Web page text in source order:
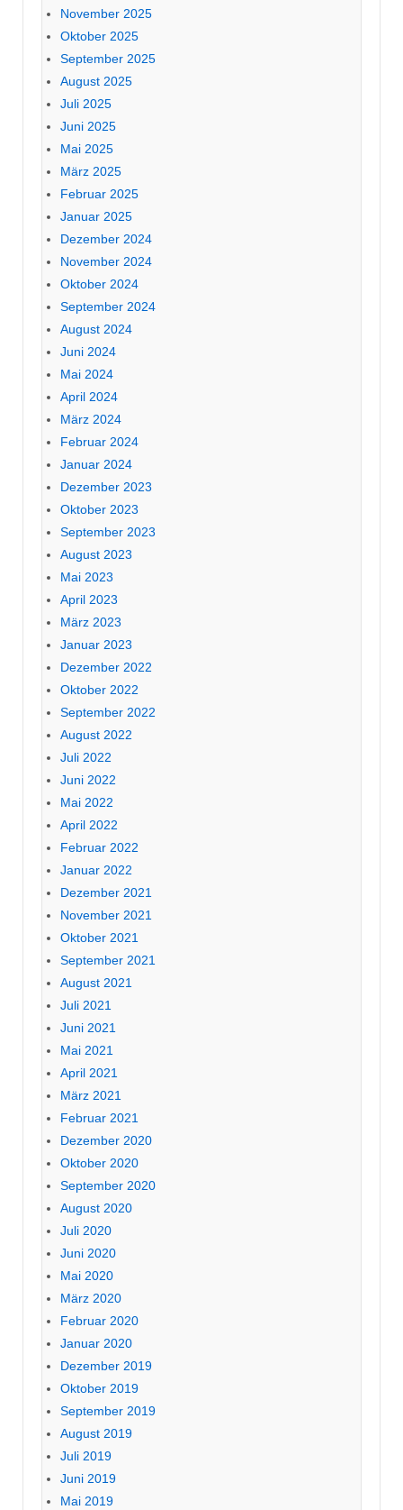
November 2025
Oktober 2025
September 2025
August 2025
Juli 2025
Juni 2025
Mai 2025
März 2025
Februar 2025
Januar 2025
Dezember 2024
November 2024
Oktober 2024
September 2024
August 2024
Juni 2024
Mai 2024
April 2024
März 2024
Februar 2024
Januar 2024
Dezember 2023
Oktober 2023
September 2023
August 2023
Mai 2023
April 2023
März 2023
Januar 2023
Dezember 2022
Oktober 2022
September 2022
August 2022
Juli 2022
Juni 2022
Mai 2022
April 2022
Februar 2022
Januar 2022
Dezember 2021
November 2021
Oktober 2021
September 2021
August 2021
Juli 2021
Juni 2021
Mai 2021
April 2021
März 2021
Februar 2021
Dezember 2020
Oktober 2020
September 2020
August 2020
Juli 2020
Juni 2020
Mai 2020
März 2020
Februar 2020
Januar 2020
Dezember 2019
Oktober 2019
September 2019
August 2019
Juli 2019
Juni 2019
Mai 2019